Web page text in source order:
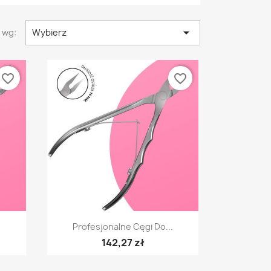
Wybierz 
favorite_border
Szybki podgląd
Profesjonalne Cęgi Do...
142,27 zł
favorite_border